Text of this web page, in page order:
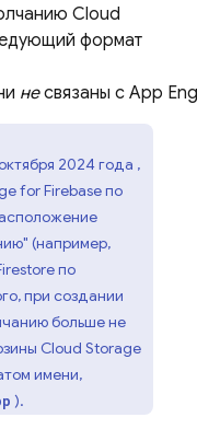
Cloud
формат
несвязаны с App
2024 года ,
for Firebase по
(например,
по
при создании
больше не
Cloud Storage
имени,
).